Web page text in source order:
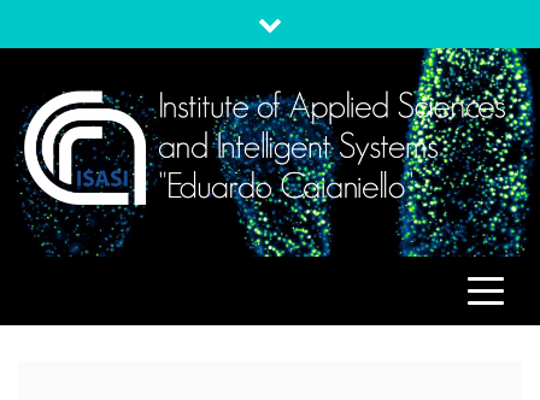
to
ISASIInstitute of Applied Sciences and Intelligent Systems
"Eduardo Caianiello"